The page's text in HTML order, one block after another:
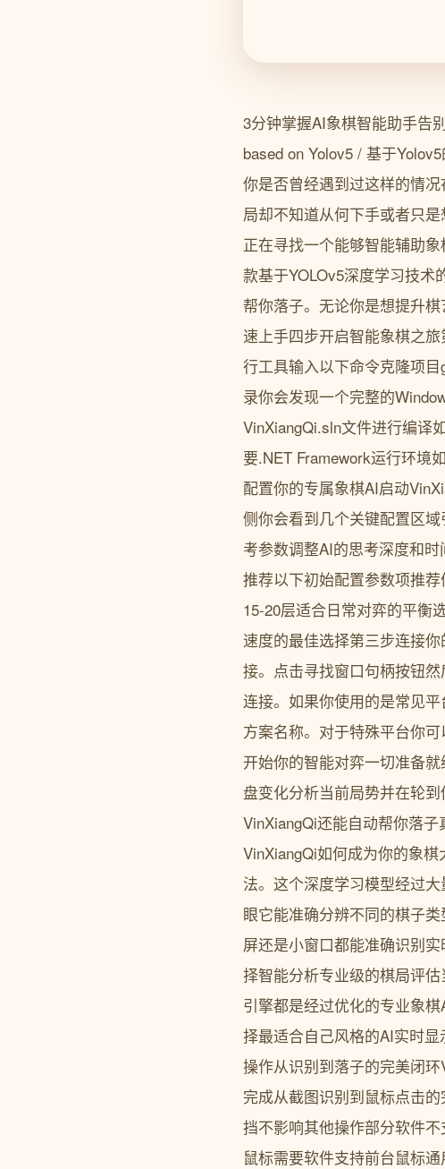
3分钟掌握AI象棋智能助手告
based on Yolov5 / 基于
你是否曾经遇到过这样的情
局却不知道从何下手或者只
正在寻找一个能够智能辅助
款基于YOLOv5深度学习技
帮你落子。无论你是想提升
速上手四步开启智能象棋之
行工具输入以下命令克隆项
录你会发现一个完整的
VinXiangQi.sln文件进行编译
要.NET Framework运行环境
配置你的专属象棋AI启动
侧你会看到几个关键配置区
考参数调整AI的思考深度和
推荐以下初始配置参数项推
15-20层适合日常对弈的平衡
速度的最佳选择第三步连接
接。点击寻找窗口句柄按钮
连接。如果你使用的是常见
方案名称。对于特殊平台你
开始你的智能对弈一切准备
盘变化分析当前局势并在轮
VinXiangQi还能自动帮你落
VinXiangQi如何成为你的象
法。这个深度学习模型经过
眼它能准确分辨不同的棋子
屏还是小窗口都能准确识别
择智能分析专业级的棋局评
引擎都是经过优化的专业象
择最适合自己风格的AI实时
操作从识别到落子的完美闭
完成从截图识别到鼠标点击
挡不影响其他操作部分软件
鼠标需要软件支持前台鼠标